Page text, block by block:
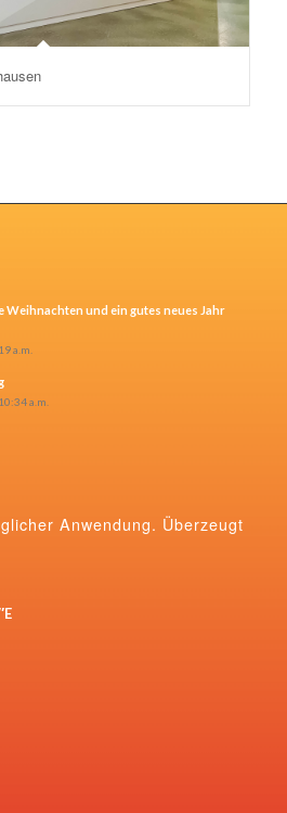
und ein gutes neues Jahr
a.m.
a.m.
Anwendung. Überzeugt